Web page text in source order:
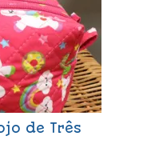
de Três